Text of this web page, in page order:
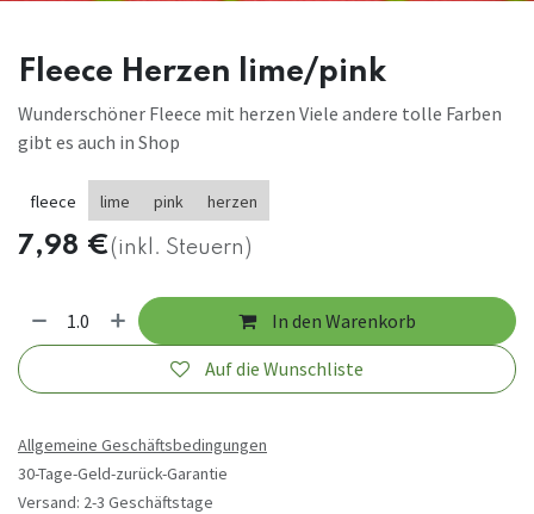
Fleece Herzen lime/pink
Wunderschöner Fleece mit herzen Viele andere tolle Farben
gibt es auch in Shop
fleece lime pink herzen
7,98 €(inkl. Steuern)
In den Warenkorb
Auf die Wunschliste
Allgemeine Geschäftsbedingungen
30-Tage-Geld-zurück-Garantie
Versand: 2-3 Geschäftstage